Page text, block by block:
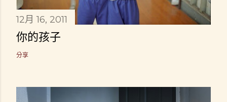
12月 16, 2011
你的孩子
分享